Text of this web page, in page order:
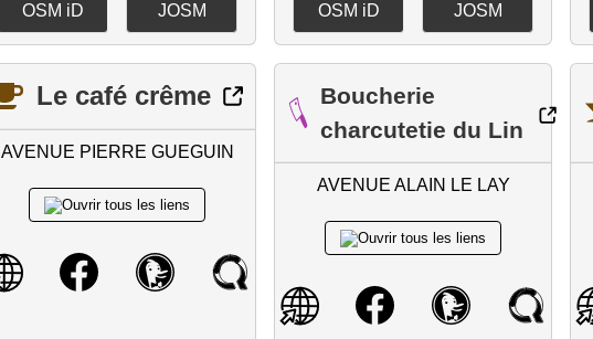
OSM iD JOSM OSM iD JOSM
Le café crême
AVENUE PIERRE GUEGUIN
Boucherie
charcutetie du Lin
AVENUE ALAIN LE LAY